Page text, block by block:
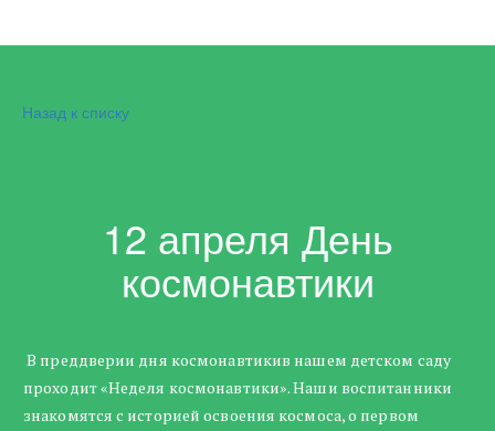
Назад к списку
12 апреля День
космонавтики
В преддверии дня космонавтикив нашем детском саду
проходит «Неделя космонавтики». Наши воспитанники
знакомятся с историей освоения космоса, о первом